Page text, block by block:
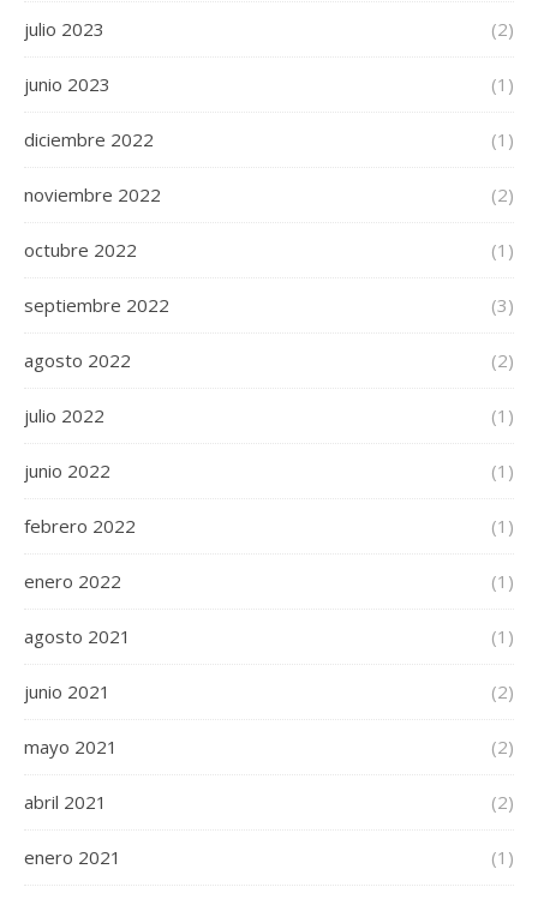
julio 2023 (2)
junio 2023 (1)
diciembre 2022 (1)
noviembre 2022 (2)
octubre 2022 (1)
septiembre 2022 (3)
agosto 2022 (2)
julio 2022 (1)
junio 2022 (1)
febrero 2022 (1)
enero 2022 (1)
agosto 2021 (1)
junio 2021 (2)
mayo 2021 (2)
abril 2021 (2)
enero 2021 (1)